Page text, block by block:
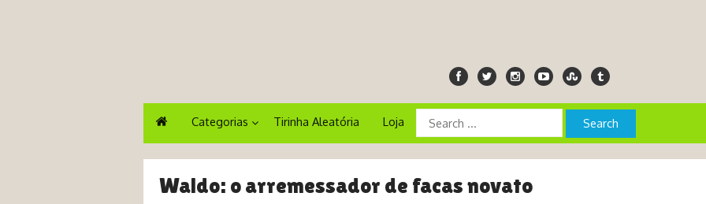
Categorias Tirinha Aleatória Loja
Waldo: o arremessador de facas novato